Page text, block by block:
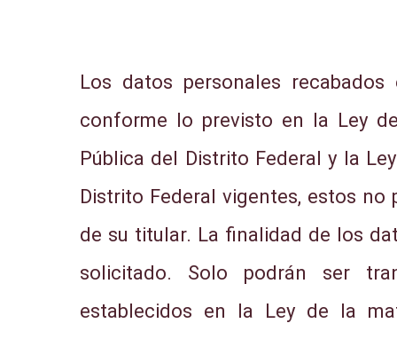
Los datos personales
conforme lo previsto en la Ley
Pública del Distrito Federal y la
Distrito Federal vigentes, estos
de su titular. La finalidad de los
solicitado. Solo podrán ser
establecidos en la Ley de la